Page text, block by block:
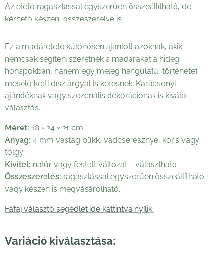
Az etető ragasztással egyszerűen összeállítható, de
kérhető készen, összeszerelve is.
Ez a madáretető különösen ajánlott azoknak, akik
nemcsak segíteni szeretnék a madarakat a hideg
hónapokban, hanem egy meleg hangulatú, történetet
mesélő kerti dísztárgyat is keresnek. Karácsonyi
ajándéknak vagy szezonális dekorációnak is kiváló
választás.
Méret: 18 × 24 × 21 cm
Anyag: 4 mm vastag bükk, vadcseresznye, kőris vagy
tölgy
Kivitel: natúr vagy festett változat – választható
Összeszerelés: ragasztással egyszerűen összeállítható
vagy készen is megvásárolható.
Fafaj választó segédlet ide kattintva nyílik
Variáció kiválasztása: